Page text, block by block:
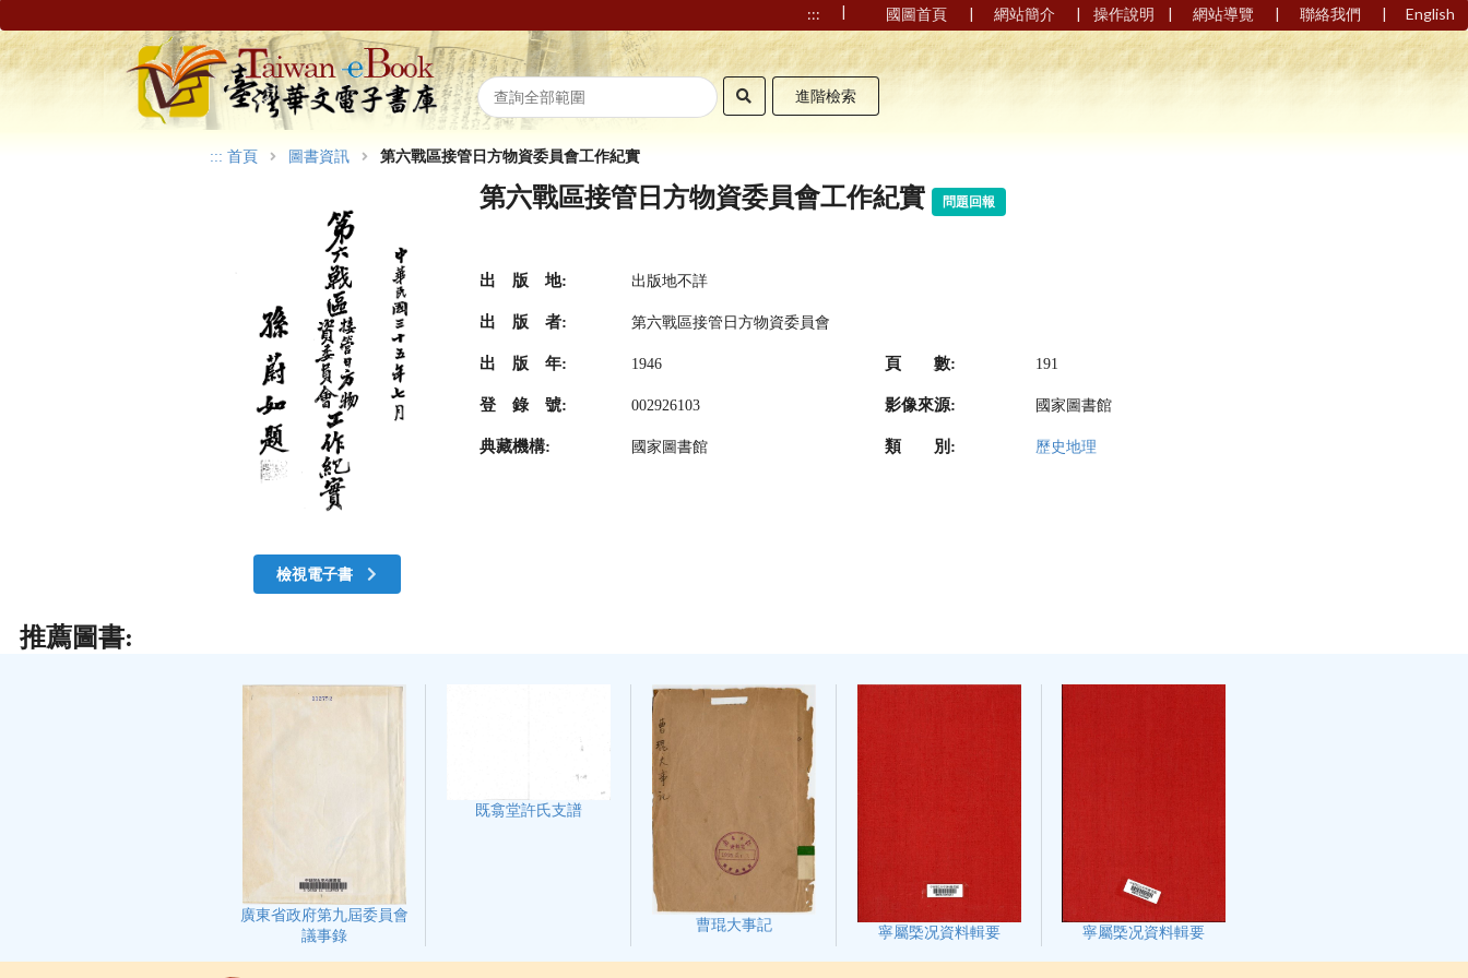
::: | 國圖首頁 | 網站簡介 | 操作說明 | 網站導覽 | 聯絡我們 | English
進階檢索
::: 首頁 圖書資訊 第六戰區接管日方物資委員會工作紀實
檢視電子書
第六戰區接管日方物資委員會工作紀實 問題回報
出 版 地: 出版地不詳
出 版 者: 第六戰區接管日方物資委員會
出 版 年: 1946 頁 數: 191
登 錄 號: 002926103 影像來源: 國家圖書館
典藏機構: 國家圖書館 類 別: 歷史地理
推薦圖書:
廣東省政府第九屆委員會
議事錄
既翕堂許氏支譜
曹琨大事記 寧屬㮣况資料輯要 寧屬㮣况資料輯要